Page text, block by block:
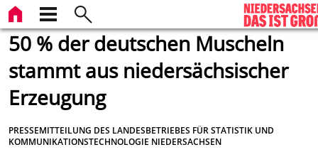
50 % der deutschen Muscheln
stammt aus niedersächsischer
Erzeugung
PRESSEMITTEILUNG DES LANDESBETRIEBES FÜR STATISTIK UND
KOMMUNIKATIONSTECHNOLOGIE NIEDERSACHSEN